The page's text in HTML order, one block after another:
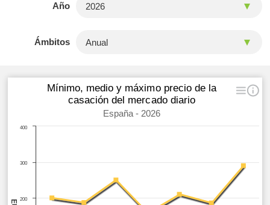
Año
Ámbitos
Mínimo, medio y máximo precio de la
casación del mercado diario
España - 2026
200
300
400